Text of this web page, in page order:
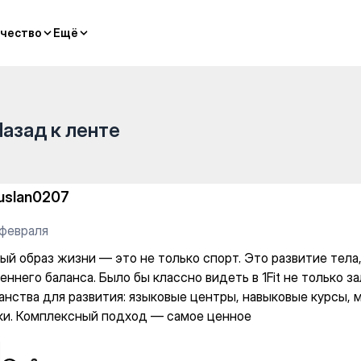
Ещё
Ещё
только спорт. Это
к ленте
образ жизни — это не только спорт. Это развитие
баланса. Было бы классно видеть в 1Fit не только
для развития: языковые центры, навыковые курсы,
Комплексный подход — самое ценное